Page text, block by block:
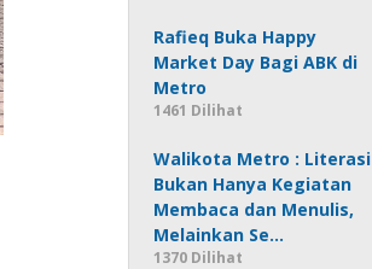
Rafieq Buka Happy
Market Day Bagi ABK di
Metro
1461 Dilihat
Walikota Metro : Literasi
Bukan Hanya Kegiatan
Membaca dan Menulis,
Melainkan Se…
1370 Dilihat